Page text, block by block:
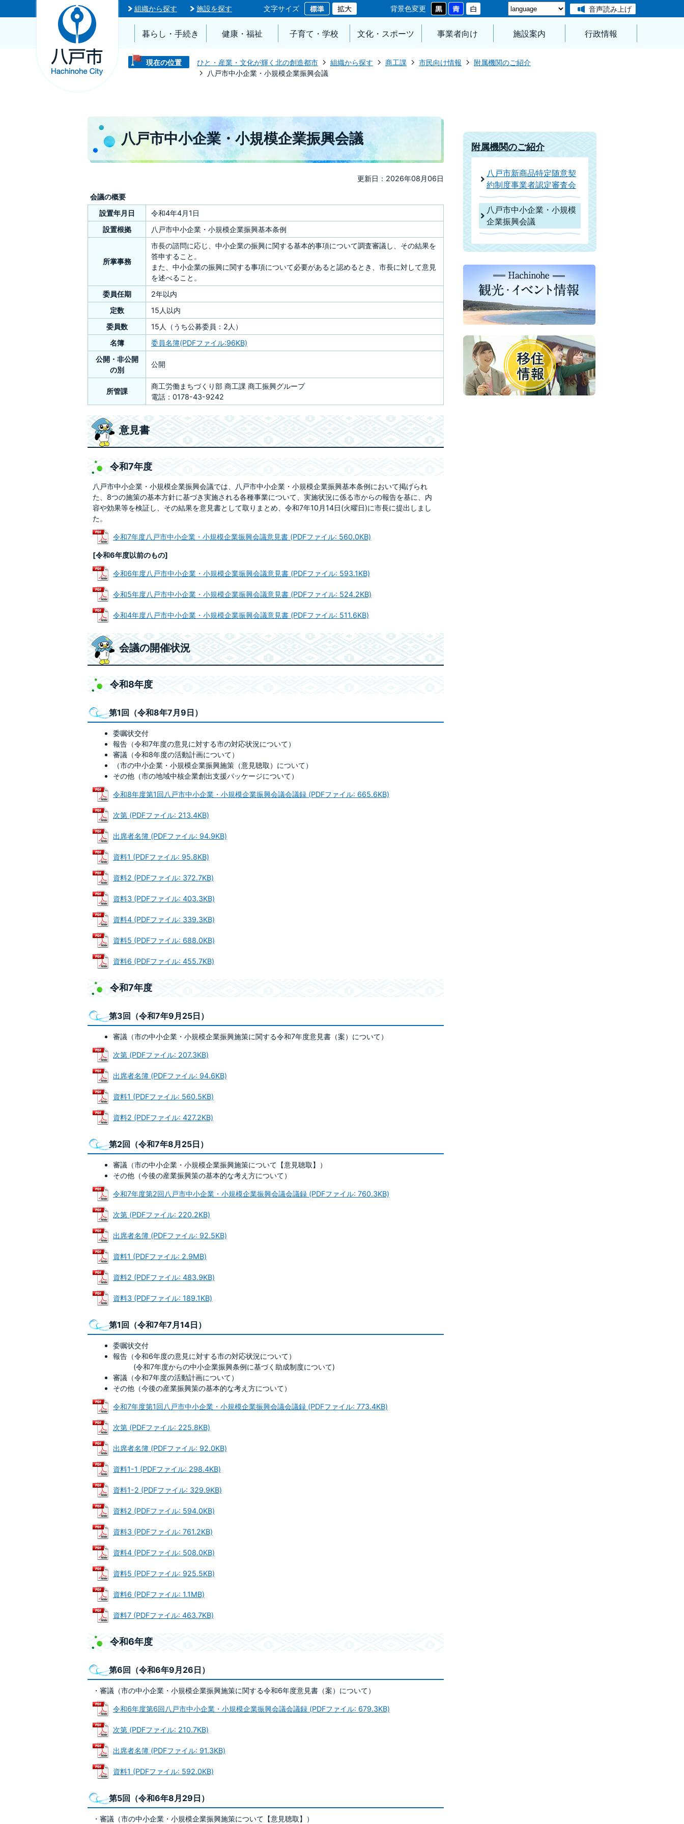
組織から探す 施設を探す 文字サイズ 背景色変更 音声読み上げ
暮らし・手続き 健康・福祉 子育て・学校 文化・スポーツ 事業者向け 施設案内 行政情報
現在の位置 ひと・産業・文化が輝く北の創造都市 組織から探す 商工課 市民向け情報
附属機関のご紹介
八戸市中小企業・小規模企業振興会議
八戸市中小企業・小規模企業振興会議
更新日：2026年08月06日
会議の概要
設置年月日
令和4年4月1日
設置根拠
八戸市中小企業・小規模企業振興基本条例
所掌事務
市長の諮問に応じ、中小企業の振興に関する基本的事項について調査審議し、その結果を
答申すること。
また、中小企業の振興に関する事項について必要があると認めるとき、市長に対して意見
を述べること。
委員任期
2年以内
定数
15人以内
委員数
15人（うち公募委員：2人）
名簿
委員名簿(PDFファイル:96KB)
公開・非公開
の別
公開
所管課
商工労働まちづくり部 商工課 商工振興グループ
電話：0178-43-9242
意見書
令和7年度
八戸市中小企業・小規模企業振興会議では、八戸市中小企業・小規模企業振興基本条例において掲げられ
た、8つの施策の基本方針に基づき実施される各種事業について、実施状況に係る市からの報告を基に、内
容や効果等を検証し、その結果を意見書として取りまとめ、令和7年10月14日(火曜日)に市長に提出しまし
た。
令和7年度八戸市中小企業・小規模企業振興会議意見書 (PDFファイル: 560.0KB)
[令和6年度以前のもの]
令和6年度八戸市中小企業・小規模企業振興会議意見書 (PDFファイル: 593.1KB)
令和5年度八戸市中小企業・小規模企業振興会議意見書 (PDFファイル: 524.2KB)
令和4年度八戸市中小企業・小規模企業振興会議意見書 (PDFファイル: 511.6KB)
会議の開催状況
令和8年度
第1回（令和8年7月9日）
委嘱状交付
報告（令和7年度の意見に対する市の対応状況について）
審議（令和8年度の活動計画について）
（市の中小企業・小規模企業振興施策（意見聴取）について）
その他（市の地域中核企業創出支援パッケージについて）
令和8年度第1回八戸市中小企業・小規模企業振興会議会議録 (PDFファイル: 665.6KB)
次第 (PDFファイル: 213.4KB)
出席者名簿 (PDFファイル: 94.9KB)
資料1 (PDFファイル: 95.8KB)
資料2 (PDFファイル: 372.7KB)
資料3 (PDFファイル: 403.3KB)
資料4 (PDFファイル: 339.3KB)
資料5 (PDFファイル: 688.0KB)
資料6 (PDFファイル: 455.7KB)
令和7年度
第3回（令和7年9月25日）
審議（市の中小企業・小規模企業振興施策に関する令和7年度意見書（案）について）
次第 (PDFファイル: 207.3KB)
出席者名簿 (PDFファイル: 94.6KB)
資料1 (PDFファイル: 560.5KB)
資料2 (PDFファイル: 427.2KB)
第2回（令和7年8月25日）
審議（市の中小企業・小規模企業振興施策について【意見聴取】）
その他（今後の産業振興策の基本的な考え方について）
令和7年度第2回八戸市中小企業・小規模企業振興会議会議録 (PDFファイル: 760.3KB)
次第 (PDFファイル: 220.2KB)
出席者名簿 (PDFファイル: 92.5KB)
資料1 (PDFファイル: 2.9MB)
資料2 (PDFファイル: 483.9KB)
資料3 (PDFファイル: 189.1KB)
第1回（令和7年7月14日）
委嘱状交付
報告（令和6年度の意見に対する市の対応状況について）
(令和7年度からの中小企業振興条例に基づく助成制度について)
審議（令和7年度の活動計画について）
その他（今後の産業振興策の基本的な考え方について）
令和7年度第1回八戸市中小企業・小規模企業振興会議会議録 (PDFファイル: 773.4KB)
次第 (PDFファイル: 225.8KB)
出席者名簿 (PDFファイル: 92.0KB)
資料1-1 (PDFファイル: 298.4KB)
資料1-2 (PDFファイル: 329.9KB)
資料2 (PDFファイル: 594.0KB)
資料3 (PDFファイル: 761.2KB)
資料4 (PDFファイル: 508.0KB)
資料5 (PDFファイル: 925.5KB)
資料6 (PDFファイル: 1.1MB)
資料7 (PDFファイル: 463.7KB)
令和6年度
第6回（令和6年9月26日）
・審議（市の中小企業・小規模企業振興施策に関する令和6年度意見書（案）について）
令和6年度第6回八戸市中小企業・小規模企業振興会議会議録 (PDFファイル: 679.3KB)
次第 (PDFファイル: 210.7KB)
出席者名簿 (PDFファイル: 91.3KB)
資料1 (PDFファイル: 592.0KB)
第5回（令和6年8月29日）
・審議（市の中小企業・小規模企業振興施策について【意見聴取】）
附属機関のご紹介
八戸市新商品特定随意契
約制度事業者認定審査会
八戸市中小企業・小規模
企業振興会議